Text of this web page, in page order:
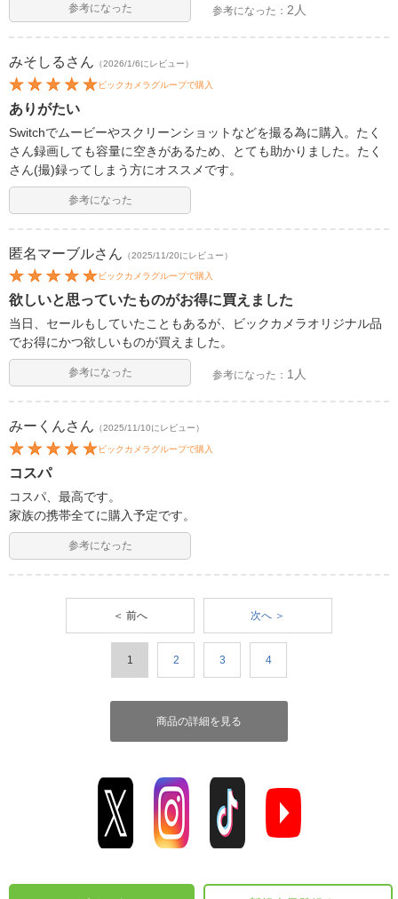
参考になった 参考になった：2人
みそしる さん （2026/1/6にレビュー）
ビックカメラグループで購入
ありがたい
Switchでムービーやスクリーンショットなどを撮る為に購入。たく
さん録画しても容量に空きがあるため、とても助かりました。たく
さん(撮)録ってしまう方にオススメです。
参考になった
匿名マーブルさん （2025/11/20にレビュー）
ビックカメラグループで購入
欲しいと思っていたものがお得に買えました
当日、セールもしていたこともあるが、ビックカメラオリジナル品
でお得にかつ欲しいものが買えました。
参考になった 参考になった： 1人
みーくんさん （2025/11/10にレビュー）
ビックカメラグループで購入
コスパ
コスパ、最高です。
家族の携帯全てに購入予定です。
参考になった
＜ 前へ 次へ ＞
1 2 3 4
商品の詳細を見る